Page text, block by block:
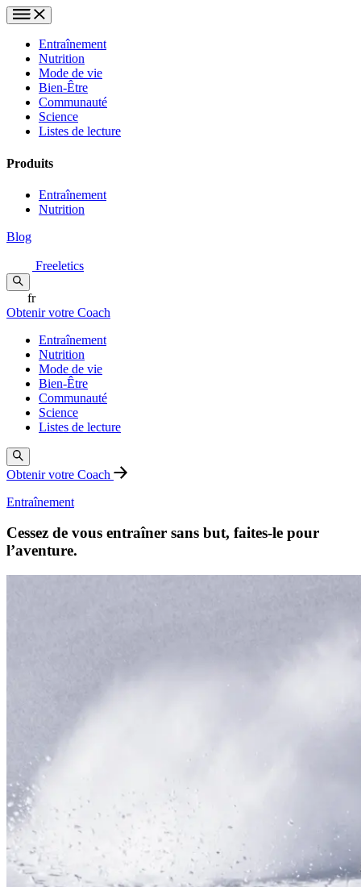
Entraînement
Nutrition
Mode de vie
Bien-Être
Communauté
Science
Listes de lecture
Produits
Entraînement
Nutrition
Blog
Freeletics
fr
Obtenir votre Coach
Entraînement
Nutrition
Mode de vie
Bien-Être
Communauté
Science
Listes de lecture
Obtenir votre Coach
Entraînement
Cessez de vous entraîner sans but, faites-le pour
l’aventure.